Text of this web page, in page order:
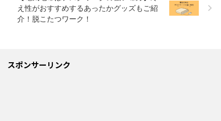
え性がおすすめするあったかグッズもご紹
介！脱こたつワーク！
スポンサーリンク